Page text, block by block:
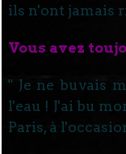
ils n'ont jamais
Vous avez
" Je ne buvais
l'eau ! J'ai bu
Paris, à